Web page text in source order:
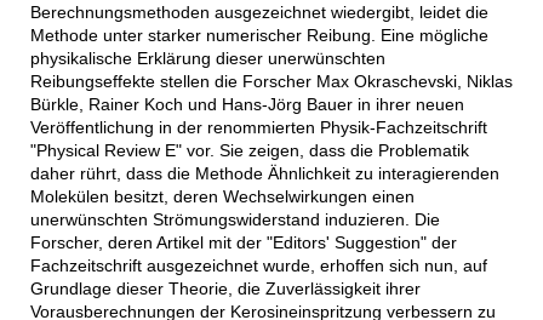
Berechnungsmethoden ausgezeichnet wiedergibt, leidet die
Methode unter starker numerischer Reibung. Eine mögliche
physikalische Erklärung dieser unerwünschten
Reibungseffekte stellen die Forscher Max Okraschevski, Niklas
Bürkle, Rainer Koch und Hans-Jörg Bauer in ihrer neuen
Veröffentlichung in der renommierten Physik-Fachzeitschrift
"Physical Review E" vor. Sie zeigen, dass die Problematik
daher rührt, dass die Methode Ähnlichkeit zu interagierenden
Molekülen besitzt, deren Wechselwirkungen einen
unerwünschten Strömungswiderstand induzieren. Die
Forscher, deren Artikel mit der "Editors' Suggestion" der
Fachzeitschrift ausgezeichnet wurde, erhoffen sich nun, auf
Grundlage dieser Theorie, die Zuverlässigkeit ihrer
Vorausberechnungen der Kerosineinspritzung verbessern zu